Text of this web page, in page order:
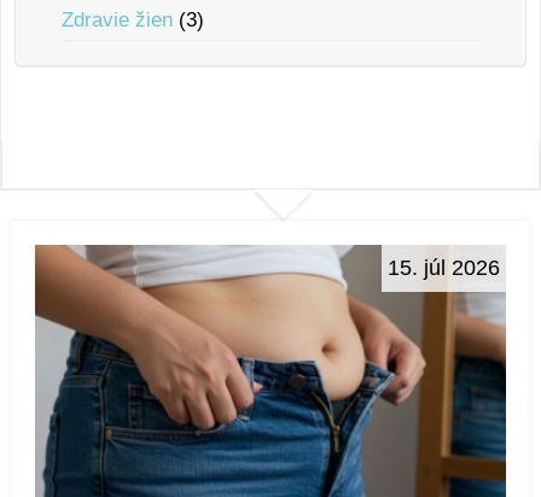
Zdravie žien (3)
15. júl 2026